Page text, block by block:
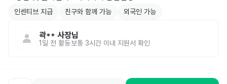
인센티브 지급 친구와 함께 가능 외국인 가능
곽** 사장님
1일 전 활동보통 3시간 이내 지원서 확인